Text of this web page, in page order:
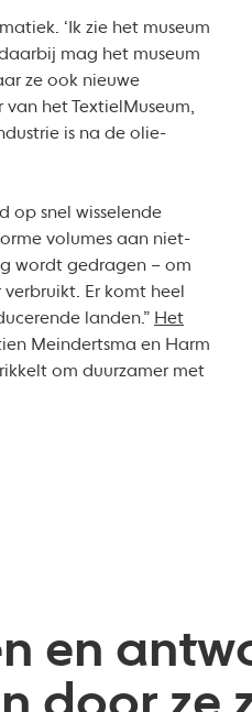
‘Ik zie het museum
mag het museum
ze ook nieuwe
van het TextielMuseum,
is na de olie-
op snel wisselende
volumes aan niet-
wordt gedragen – om
Er komt heel
landen.” Het
Meindertsma en Harm
om duurzamer met
en